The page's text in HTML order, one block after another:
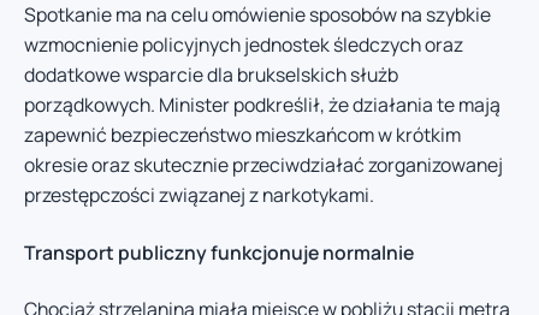
Spotkanie ma na celu omówienie sposobów na szybkie
wzmocnienie policyjnych jednostek śledczych oraz
dodatkowe wsparcie dla brukselskich służb
porządkowych. Minister podkreślił, że działania te mają
zapewnić bezpieczeństwo mieszkańcom w krótkim
okresie oraz skutecznie przeciwdziałać zorganizowanej
przestępczości związanej z narkotykami.
Transport publiczny funkcjonuje normalnie
Chociaż strzelanina miała miejsce w pobliżu stacji metra